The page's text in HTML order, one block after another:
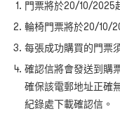
門票將於20/10/2025
輪椅門票將於20/10/
每張成功購買的門票
確認信將會發送到購
確保該電郵地址正確
紀錄處下載確認信。